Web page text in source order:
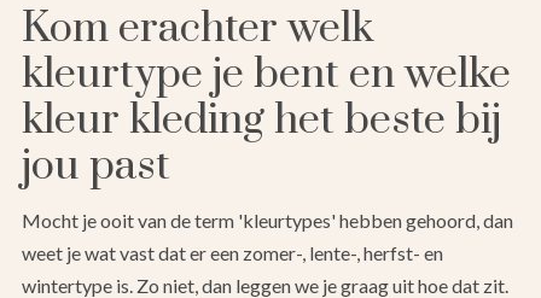
Kom erachter welk
kleurtype je bent en welke
kleur kleding het beste bij
jou past
Mocht je ooit van de term 'kleurtypes' hebben gehoord, dan
weet je wat vast dat er een zomer-, lente-, herfst- en
wintertype is. Zo niet, dan leggen we je graag uit hoe dat zit.